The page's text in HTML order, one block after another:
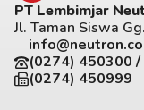
PT Lembimjar
Jl. Taman Siswa
(0274) 450300
(0274) 450999